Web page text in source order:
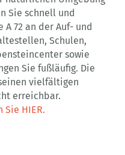
Sie schnell und
72 an der Auf- und
Schulen,
sowie
Sie fußläufig. Die
vielfältigen
erreichbar.
HIER.